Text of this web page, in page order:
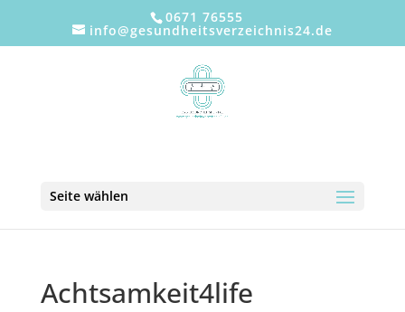
0671 76555
info@gesundheitsverzeichnis24.de
Seite wählen
Achtsamkeit4life